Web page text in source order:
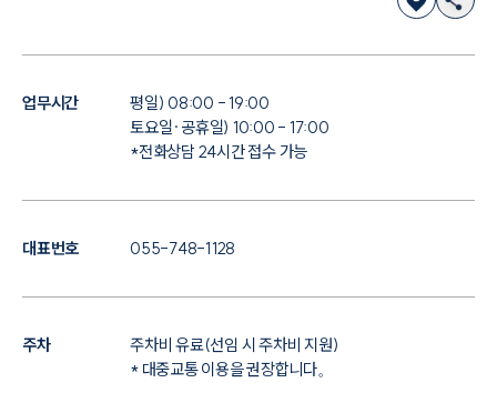
업무시간
평일) 08:00 - 19:00
토요일·공휴일) 10:00 - 17:00
*전화상담 24시간 접수 가능
대표번호 055-748-1128
주차
주차비 유료(선임 시 주차비 지원)
* 대중교통 이용을 권장합니다。